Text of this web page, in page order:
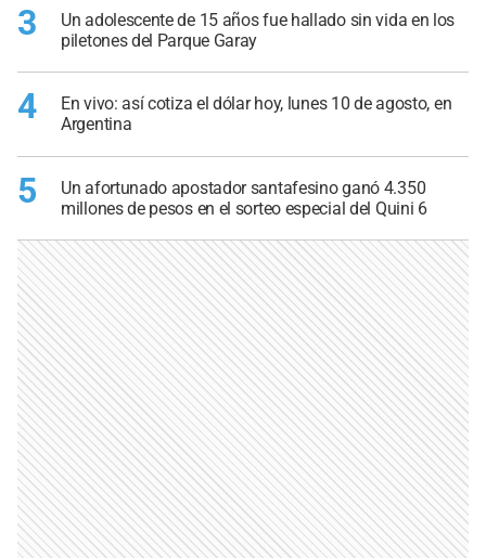
3
Un adolescente de 15 años fue hallado sin vida en los
piletones del Parque Garay
4
En vivo: así cotiza el dólar hoy, lunes 10 de agosto, en
Argentina
5
Un afortunado apostador santafesino ganó 4.350
millones de pesos en el sorteo especial del Quini 6